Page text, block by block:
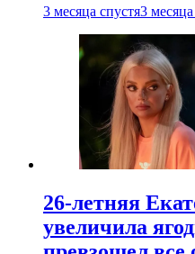
3 месяца спустя3
26-летняя
увеличила